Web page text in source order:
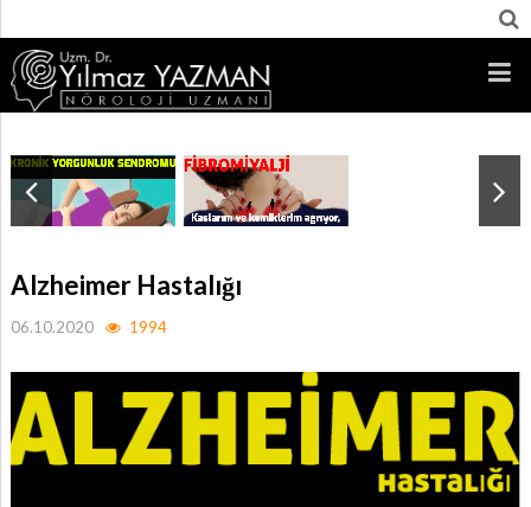
Alzheimer Hastalığı
06.10.2020 1994